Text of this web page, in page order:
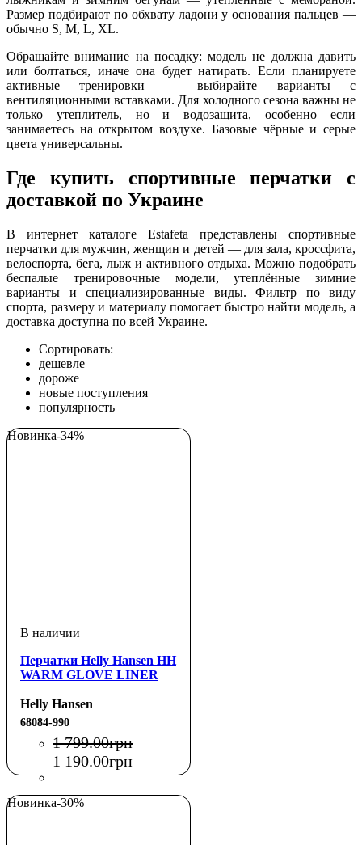
Размер подбирают по обхвату ладони у основания пальцев —
обычно S, M, L, XL.
Обращайте внимание на посадку: модель не должна давить
или болтаться, иначе она будет натирать. Если планируете
активные тренировки — выбирайте варианты с
вентиляционными вставками. Для холодного сезона важны не
только утеплитель, но и водозащита, особенно если
занимаетесь на открытом воздухе. Базовые чёрные и серые
цвета универсальны.
Где купить спортивные перчатки с
доставкой по Украине
В интернет каталоге Estafeta представлены спортивные
перчатки для мужчин, женщин и детей — для зала, кроссфита,
велоспорта, бега, лыж и активного отдыха. Можно подобрать
беспалые тренировочные модели, утеплённые зимние
варианты и специализированные виды. Фильтр по виду
спорта, размеру и материалу помогает быстро найти модель, а
доставка доступна по всей Украине.
Сортировать:
дешевле
дороже
новые поступления
популярность
Новинка-34%
Перчатки Helly Hansen HH
WARM GLOVE LINER
Helly Hansen
68084-990
1 799.00грн
1 190.00грн
Новинка-30%